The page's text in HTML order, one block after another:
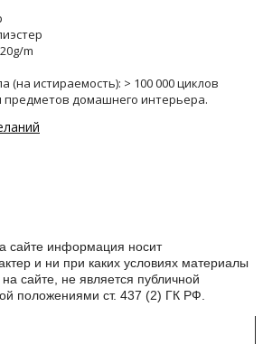
m
(на истираемость): > 100 000 циклов
домашнего интерьера.
сайте информация носит
и ни при каких условиях материалы
сайте, не является публичной
положениями ст. 437 (2) ГК РФ.